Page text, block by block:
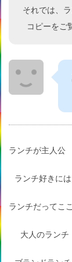
それでは、
コピーをご
ランチが主人公
ランチ好きに
ランチだってこ
大人のランチ